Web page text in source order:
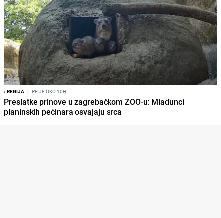
/REGIJA I PRIJE OKO 10H
Preslatke prinove u zagrebačkom ZOO-u: Mladunci
planinskih pećinara osvajaju srca